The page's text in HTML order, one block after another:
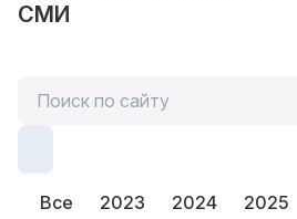
СМИ
Все 2023 2024 2025